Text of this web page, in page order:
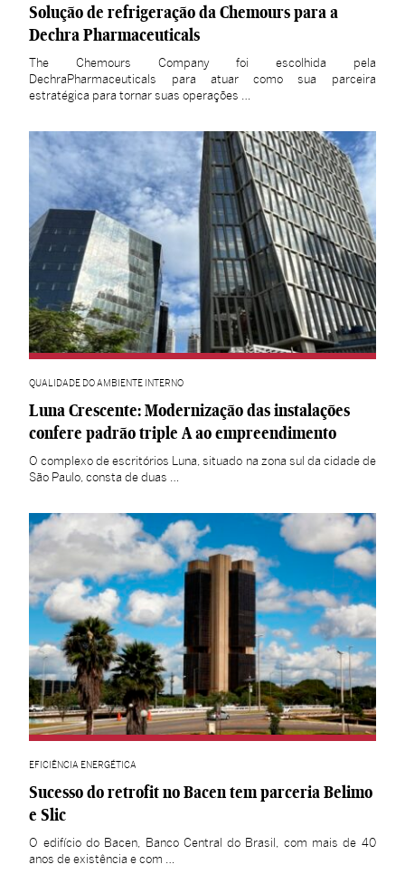
Solução de refrigeração da Chemours para a
Dechra Pharmaceuticals
The Chemours Company foi escolhida pela
DechraPharmaceuticals para atuar como sua parceira
estratégica para tornar suas operações …
QUALIDADE DO AMBIENTE INTERNO
Luna Crescente: Modernização das instalações
confere padrão triple A ao empreendimento
O complexo de escritórios Luna, situado na zona sul da cidade de
São Paulo, consta de duas …
EFICIÊNCIA ENERGÉTICA
Sucesso do retrofit no Bacen tem parceria Belimo
e Slic
O edifício do Bacen, Banco Central do Brasil, com mais de 40
anos de existência e com …